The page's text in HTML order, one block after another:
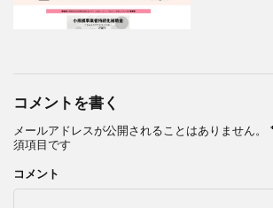
コメントを書く
メールアドレスが公開されることはありません。
須項目です
コメント